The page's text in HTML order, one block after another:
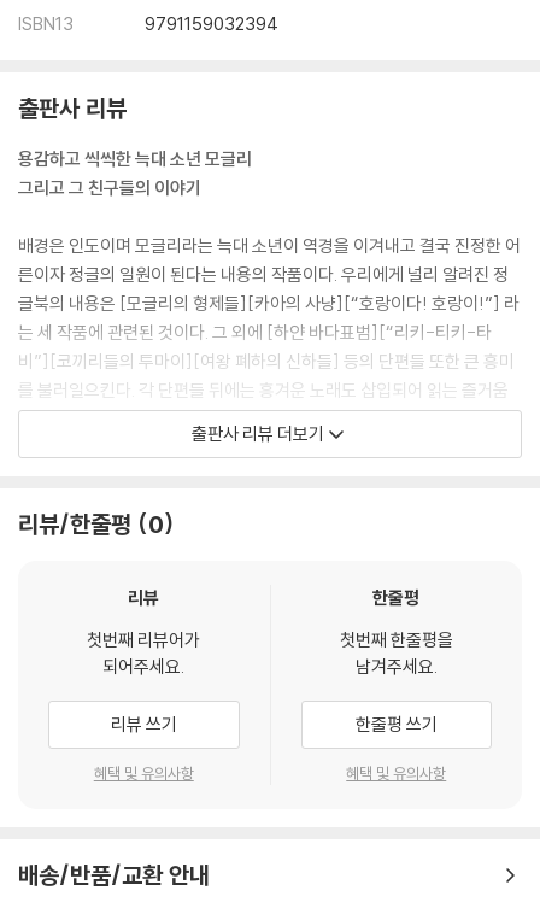
ISBN13 9791159032394
출판사 리뷰
용감하고 씩씩한 늑대 소년 모글리
그리고 그 친구들의 이야기
배경은 인도이며 모글리라는 늑대 소년이 역경을 이겨내고 결국 진정한 어
른이자 정글의 일원이 된다는 내용의 작품이다. 우리에게 널리 알려진 정
글북의 내용은 [모글리의 형제들][카아의 사냥][“호랑이다! 호랑이!”] 라
는 세 작품에 관련된 것이다. 그 외에 [하얀 바다표범][“리키-티키-타
비”][코끼리들의 투마이][여왕 폐하의 신하들] 등의 단편들 또한 큰 흥미
를 불러일으킨다. 각 단편들 뒤에는 흥겨운 노래도 삽입되어 읽는 즐거움
을 더한다.
님 발루와 흑표범 바기라와 함께 정글의 법칙을 배워나간다. 어느 날 모글
카아에게 도움을 요청하고, 셋은 힘을 합쳐 원숭이들을 물리치고 모글리를
고 와서 시어 칸을 혼내주고, 시어 칸은 복수를 다짐하며 모글리 주위를 맴
돈다. 사람들과 같이 살려고 마을로 내려간 모글리는 시어 칸을 무찌르는
과정에서 ‘악마’라는 오해를 받고 마을을 떠나 시어 칸의 가죽을 늑대들 앞
에 펼쳐놓으며 당당한 정글의 일원이 된다.
1894년 발간된 러디어드 키플링의 소설 《정글북》은 전 세계 독자들의 놀
출판사 리뷰 더보기
리뷰/한줄평 0
리뷰
첫번째 리뷰어가
되어주세요.
리뷰 쓰기
혜택 및 유의사항
한줄평
첫번째 한줄평을
남겨주세요.
한줄평 쓰기
혜택 및 유의사항
배송/반품/교환 안내